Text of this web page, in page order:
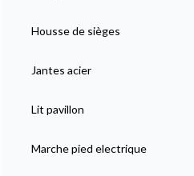
Housse de sièges
Jantes acier
Lit pavillon
Marche pied electrique